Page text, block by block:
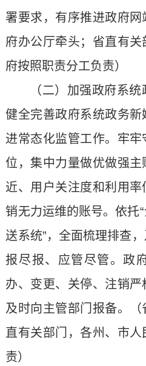
署要求，有序推进政府
府办公厅牵头；省直有
府按照职责分工负责）
（二）加强政府系
健全完善政府系统政务
进常态化监管工作。牢
位，集中力量做优做强
近、用户关注度和利用
销无力运维的账号。依托
送系统”，全面梳理排查
报尽报、应管尽管。政
办、变更、关停、注销严
及时向主管部门报备。
直有关部门，各州、市
责）